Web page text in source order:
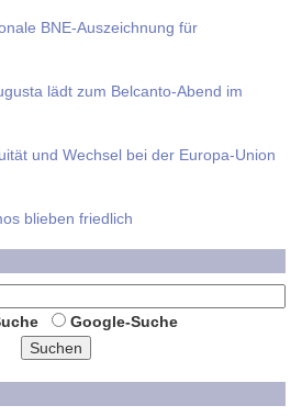
BNE-Auszeichnung für
lädt zum Belcanto-Abend im
und Wechsel bei der Europa-Union
blieben friedlich
Google-Suche
Suchen